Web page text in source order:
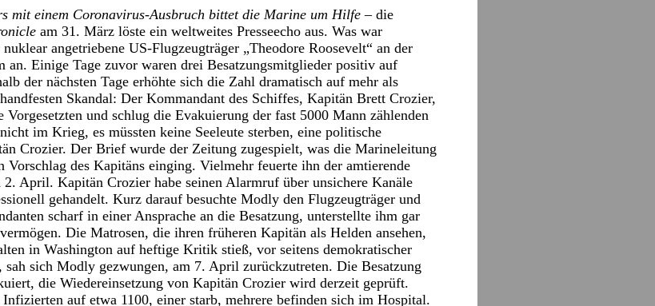
mit einem Coronavirus-Ausbruch bittet die Marine um Hilfe – die
am 31. März löste ein weltweites Presseecho aus. Was war
angetriebene US-Flugzeugträger „Theodore Roosevelt“ an der
an. Einige Tage zuvor waren drei Besatzungsmitglieder positiv auf
der nächsten Tage erhöhte sich die Zahl dramatisch auf mehr als
Skandal: Der Kommandant des Schiffes, Kapitän Brett Crozier,
und schlug die Evakuierung der fast 5000 Mann zählenden
im Krieg, es müssten keine Seeleute sterben, eine politische
Crozier. Der Brief wurde der Zeitung zugespielt, was die Marineleitung
Vorschlag des Kapitäns einging. Vielmehr feuerte ihn der amtierende
April. Kapitän Crozier habe seinen Alarmruf über unsichere Kanäle
gehandelt. Kurz darauf besuchte Modly den Flugzeugträger und
scharf in einer Ansprache an die Besatzung, unterstellte ihm gar
Die Matrosen, die ihren früheren Kapitän als Helden ansehen,
in Washington auf heftige Kritik stieß, vor seitens demokratischer
sich Modly gezwungen, am 7. April zurückzutreten. Die Besatzung
die Wiedereinsetzung von Kapitän Crozier wird derzeit geprüft.
auf etwa 1100, einer starb, mehrere befinden sich im Hospital.